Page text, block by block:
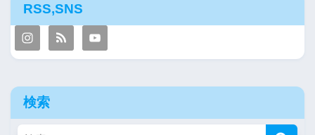
RSS,SNS
検索